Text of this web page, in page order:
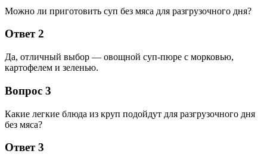
Можно ли приготовить суп без мяса для разгрузочного дня?
Ответ 2
Да, отличный выбор — овощной суп-пюре с морковью,
картофелем и зеленью.
Вопрос 3
Какие легкие блюда из круп подойдут для разгрузочного дня
без мяса?
Ответ 3